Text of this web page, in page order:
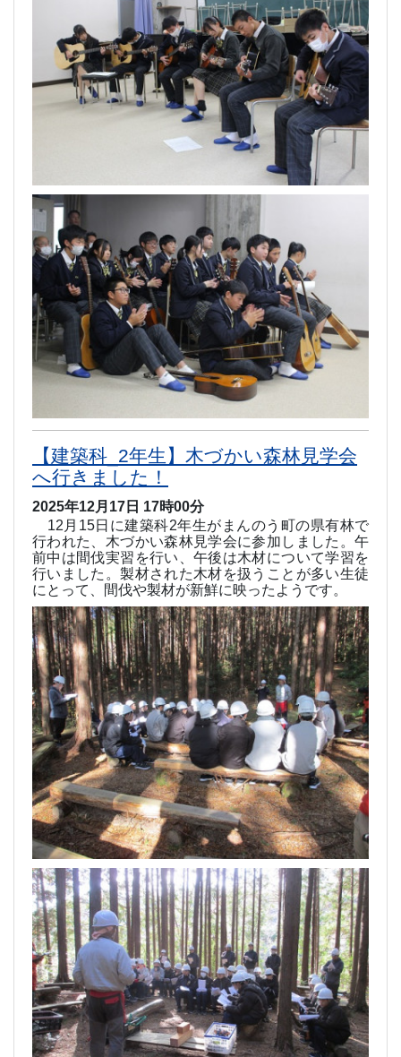
【建築科_2年生】木づかい森林見学会
へ行きました！
2025年12月17日 17時00分
12 月 15日に建築科2年生がまんのう町の県有林で
行われた、木づかい森林見学会に参加しました。午
前中は間伐実習を行い、午後は木材について学習を
行いました。製材された木材を扱うことが多い生徒
にとって、間伐や製材が新鮮に映ったようです。